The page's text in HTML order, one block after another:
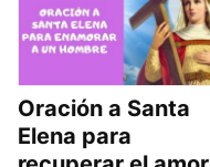
Oración a Santa
Elena para